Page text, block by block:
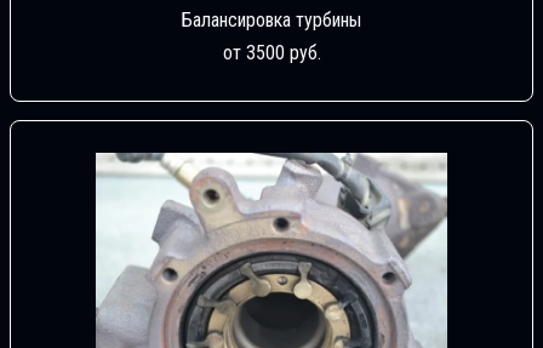
Балансировка турбины
от 3500 руб.